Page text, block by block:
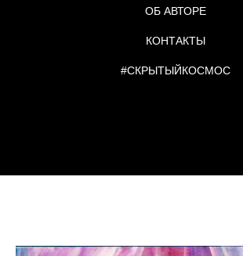
ОБ АВТОРЕ
КОНТАКТЫ
#СКРЫТЫЙКОСМОС